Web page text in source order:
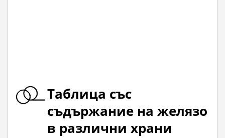
Таблица със
съдържание на желязо
в различни храни